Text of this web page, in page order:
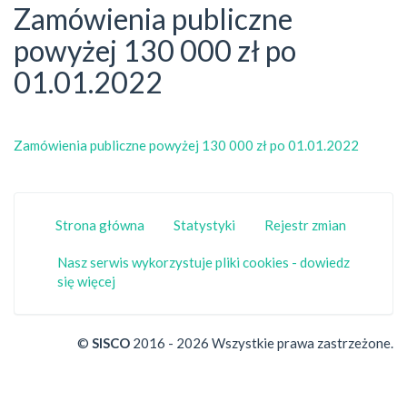
Zamówienia publiczne
powyżej 130 000 zł po
01.01.2022
Zamówienia publiczne powyżej 130 000 zł po 01.01.2022
Strona główna Statystyki Rejestr zmian
Nasz serwis wykorzystuje pliki cookies - dowiedz
się więcej
© SISCO 2016 - 2026 Wszystkie prawa zastrzeżone.